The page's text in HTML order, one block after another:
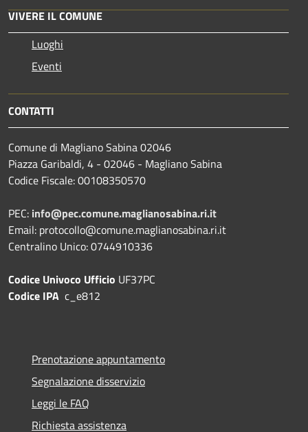
VIVERE IL COMUNE
Luoghi
Eventi
CONTATTI
Comune di Magliano Sabina 02046
Piazza Garibaldi, 4 - 02046 - Magliano Sabina
Codice Fiscale: 00108350570
PEC: info@pec.comune.maglianosabina.ri.it
Email: protocollo@comune.maglianosabina.ri.it
Centralino Unico: 0744910336
Codice Univoco Ufficio UF37PC
Codice IPA c_e812
Prenotazione appuntamento
Segnalazione disservizio
Leggi le FAQ
Richiesta assistenza